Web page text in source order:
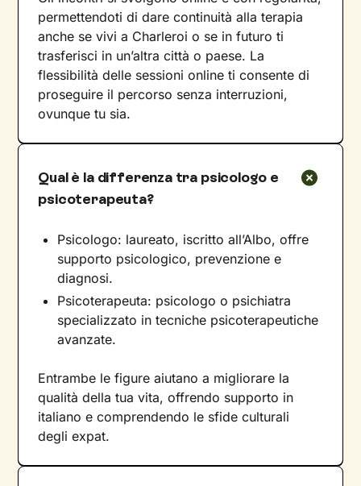
permettendoti di dare continuità alla terapia
anche se vivi a Charleroi o se in futuro ti
trasferisci in un’altra città o paese. La
flessibilità delle sessioni online ti consente di
proseguire il percorso senza interruzioni,
ovunque tu sia.
Qual è la differenza tra psicologo e
psicoterapeuta?
Psicologo: laureato, iscritto all’Albo, offre
supporto psicologico, prevenzione e
diagnosi.
Psicoterapeuta: psicologo o psichiatra
specializzato in tecniche psicoterapeutiche
avanzate.
Entrambe le figure aiutano a migliorare la
qualità della tua vita, offrendo supporto in
italiano e comprendendo le sfide culturali
degli expat.